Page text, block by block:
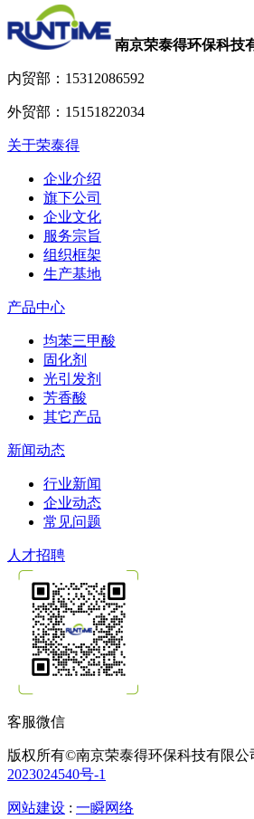
南京荣泰得环保科技
内贸部： 15312086592
外贸部： 15151822034
关于荣泰得
企业介绍
旗下公司
企业文化
服务宗旨
组织框架
生产基地
产品中心
均苯三甲酸
固化剂
光引发剂
芳香酸
其它产品
新闻动态
行业新闻
企业动态
常见问题
人才招聘
客服微信
版权所有©南京荣泰得环保科技有限
2023024540号-1
网站建设 : 一瞬网络